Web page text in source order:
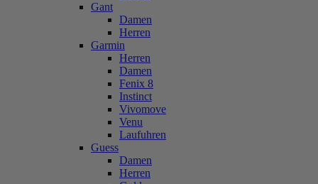
Gant
Damen
Herren
Garmin
Herren
Damen
Fenix 8
Instinct
Vivomove
Venu
Laufuhren
Guess
Damen
Herren